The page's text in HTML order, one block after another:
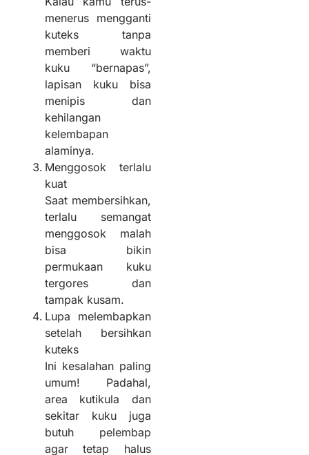
menerus mengganti
kuteks tanpa
memberi waktu
kuku “bernapas”,
lapisan kuku bisa
menipis dan
kehilangan
kelembapan
alaminya.
Menggosok terlalu
kuat
Saat membersihkan,
terlalu semangat
menggosok malah
bisa bikin
permukaan kuku
tergores dan
tampak kusam.
Lupa melembapkan
setelah bersihkan
kuteks
Ini kesalahan paling
umum! Padahal,
area kutikula dan
sekitar kuku juga
butuh pelembap
agar tetap halus